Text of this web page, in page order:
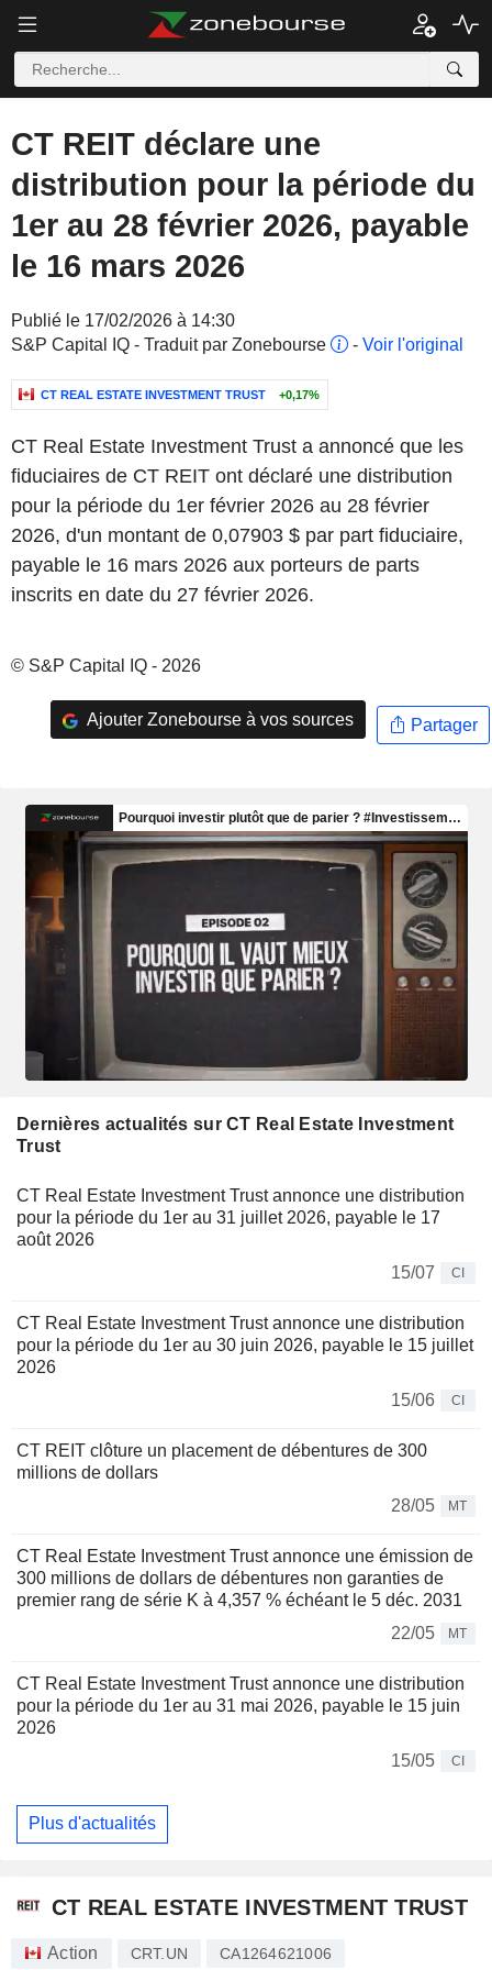
CT REIT déclare une
distribution pour la période du
1er au 28 février 2026, payable
le 16 mars 2026
Publié le 17/02/2026 à 14:30
S&P Capital IQ - Traduit par Zonebourse
- Voir l'original
CT REAL ESTATE INVESTMENT TRUST +0,17%
CT Real Estate Investment Trust a annoncé que les
fiduciaires de CT REIT ont déclaré une distribution
pour la période du 1er février 2026 au 28 février
2026, d'un montant de 0,07903 $ par part fiduciaire,
payable le 16 mars 2026 aux porteurs de parts
inscrits en date du 27 février 2026.
© S&P Capital IQ - 2026
Ajouter Zonebourse à vos sources Partager
Dernières actualités sur CT Real Estate Investment
Trust
CT Real Estate Investment Trust annonce une distribution
pour la période du 1er au 31 juillet 2026, payable le 17
août 2026
15/07
CI
CT Real Estate Investment Trust annonce une distribution
pour la période du 1er au 30 juin 2026, payable le 15 juillet
2026
15/06
CI
CT REIT clôture un placement de débentures de 300
millions de dollars
28/05
MT
CT Real Estate Investment Trust annonce une émission de
300 millions de dollars de débentures non garanties de
premier rang de série K à 4,357 % échéant le 5 déc. 2031
22/05
MT
CT Real Estate Investment Trust annonce une distribution
pour la période du 1er au 31 mai 2026, payable le 15 juin
2026
15/05
CI
Plus d'actualités
CT REAL ESTATE INVESTMENT TRUST
Action CRT.UN CA1264621006